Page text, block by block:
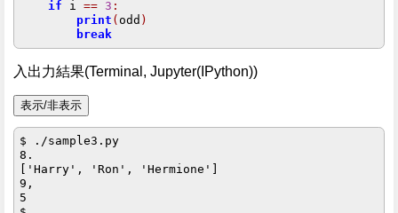
if i == 3 :
print ( odd )
break
入出力結果(Terminal, Jupyter(IPython))
$ ./sample3.py
8.
['Harry', 'Ron', 'Hermione']
9,
5